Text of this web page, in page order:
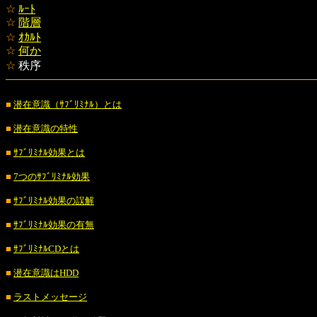
☆ ﾙｰﾄ
☆ 階層
☆ ｵｶﾙﾄ
☆ 何か
☆ 秩序
■ 潜在意識（ｻﾌﾞﾘﾐﾅﾙ）とは
■ 潜在意識の特性
■ ｻﾌﾞﾘﾐﾅﾙ効果とは
■ 7つのｻﾌﾞﾘﾐﾅﾙ効果
■ ｻﾌﾞﾘﾐﾅﾙ効果の誤解
■ ｻﾌﾞﾘﾐﾅﾙ効果の有無
■ ｻﾌﾞﾘﾐﾅﾙCDとは
■ 潜在意識はHDD
■ ラストメッセージ